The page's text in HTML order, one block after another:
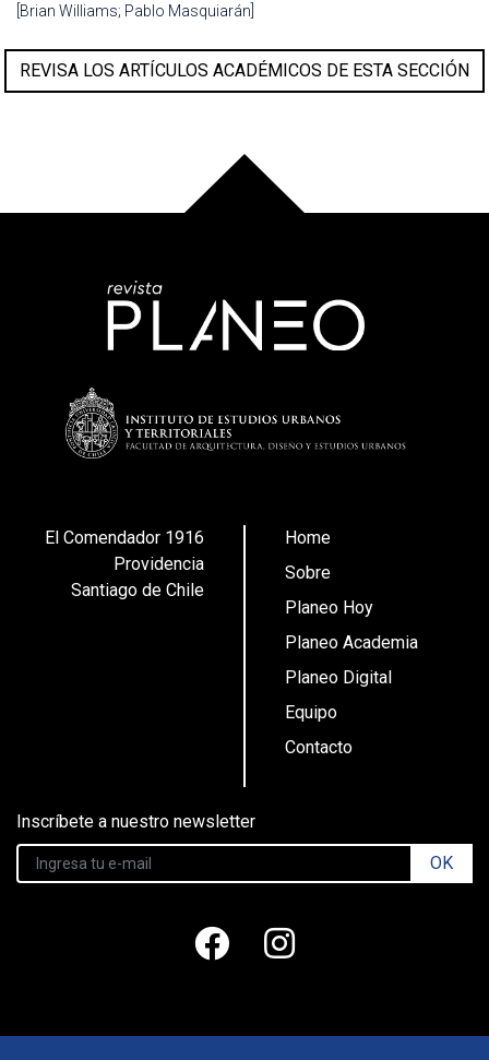
[Brian Williams; Pablo Masquiarán]
REVISA LOS ARTÍCULOS ACADÉMICOS DE ESTA SECCIÓN
El Comendador 1916
Providencia
Santiago de Chile
Home
Sobre
Planeo Hoy
Planeo Academia
Planeo Digital
Equipo
Contacto
Inscríbete a nuestro newsletter
OK